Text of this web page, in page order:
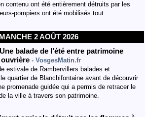
contenu ont été entièrement détruits par les
pompiers ont été mobilisés tout…
2 AOÛT 2026
balade de l’été entre patrimoine
- VosgesMatin.fr
estivale de Rambervillers balades et
quartier de Blanchifontaine avant de découvrir
promenade guidée qui a permis de retracer le
la ville à travers son patrimoine.